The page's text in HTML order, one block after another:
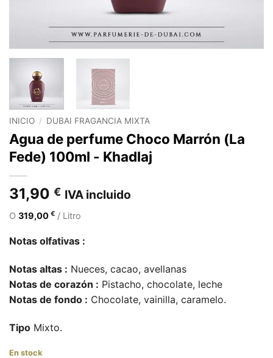
INICIO / DUBAI FRAGANCIA MIXTA
Agua de perfume Choco Marrón (La
Fede) 100ml - Khadlaj
31,90 € IVA incluido
O 319,00 € / Litro
Notas olfativas :
Notas altas : Nueces, cacao, avellanas
Notas de corazón : Pistacho, chocolate, leche
Notas de fondo : Chocolate, vainilla, caramelo.
Tipo Mixto.
En stock